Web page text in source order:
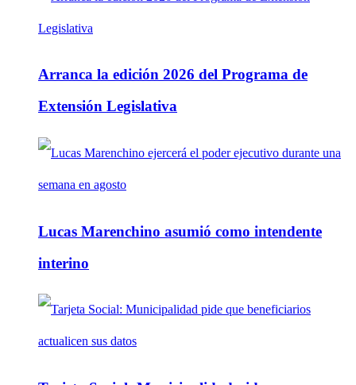
Arranca la edición 2026 del Programa de
Extensión Legislativa
Lucas Marenchino asumió como intendente
interino